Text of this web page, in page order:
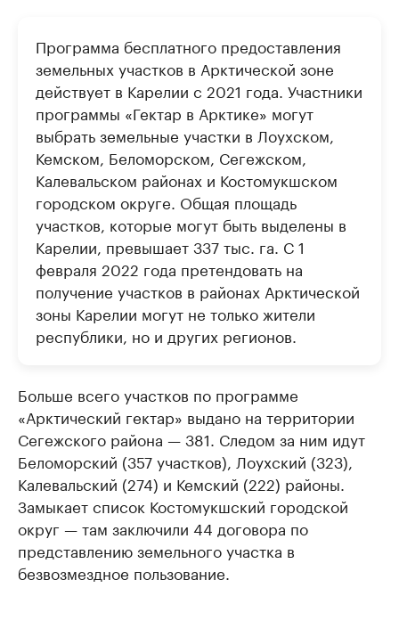
Программа бесплатного предоставления
земельных участков в Арктической зоне
действует в Карелии с 2021 года. Участники
программы «Гектар в Арктике» могут
выбрать земельные участки в Лоухском,
Кемском, Беломорском, Сегежском,
Калевальском районах и Костомукшском
городском округе. Общая площадь
участков, которые могут быть выделены в
Карелии, превышает 337 тыс. га. С 1
февраля 2022 года претендовать на
получение участков в районах Арктической
зоны Карелии могут не только жители
республики, но и других регионов.
Больше всего участков по программе
«Арктический гектар» выдано на территории
Сегежского района — 381. Следом за ним идут
Беломорский (357 участков), Лоухский (323),
Калевальский (274) и Кемский (222) районы.
Замыкает список Костомукшский городской
округ — там заключили 44 договора по
представлению земельного участка в
безвозмездное пользование.